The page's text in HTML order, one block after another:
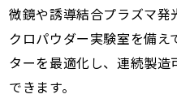
微鏡や誘導結合プラズマ
クロパウダー実験室を備
ターを最適化し、連続製
できます。